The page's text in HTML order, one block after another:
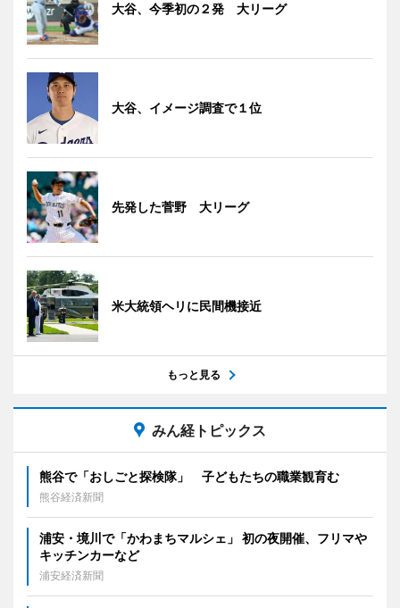
大谷、今季初の２発 大リーグ
大谷、イメージ調査で１位
先発した菅野 大リーグ
米大統領ヘリに民間機接近
もっと見る
みん経トピックス
熊谷で「おしごと探検隊」 子どもたちの職業観育む
熊谷経済新聞
浦安・境川で「かわまちマルシェ」 初の夜開催、フリマや
キッチンカーなど
浦安経済新聞